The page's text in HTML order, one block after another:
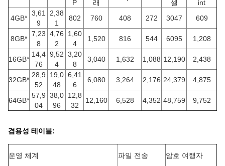
P
래
셀
int
4GB*
3,61
9
2,38
1
802 760 408 272 3047 609
8GB*
7,23
8
4,76
2
1,60
4
1,520 816 544 6095 1,208
16GB*
14,4
76
9,52
4
3,20
8
3,040 1,632 1,088 12,190 2,438
32GB*
28,9
52
19,0
48
6,41
6
6,080 3,264 2,176 24,379 4,875
64GB*
57,9
04
38,0
96
12,8
32
12,160 6,528 4,352 48,759 9,752
겸용성 테이블:
운영 체계 파일 전송 암호 여행자